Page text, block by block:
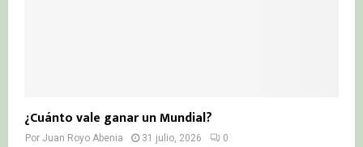
¿Cuánto vale ganar un Mundial?
Por Juan Royo Abenia 31 julio, 2026 0